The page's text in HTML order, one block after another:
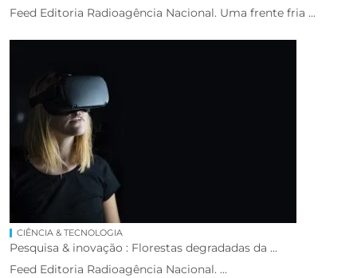
Feed Editoria Radioagência Nacional. Uma frente fria ...
CIÊNCIA & TECNOLOGIA
Pesquisa & inovação : Florestas degradadas da ...
Feed Editoria Radioagência Nacional. ...